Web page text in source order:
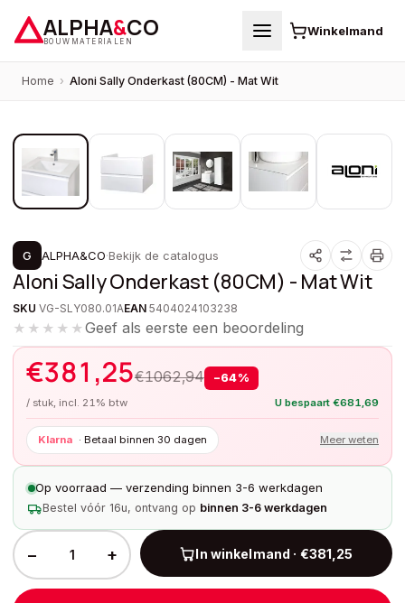
ALPHA&CO
BOUWMATERIALEN
Winkelmand
Home › Aloni Sally Onderkast (80CM) - Mat Wit
PROMOTIE
G ALPHA&CO·Bekijk de catalogus
Aloni Sally Onderkast (80CM) - Mat Wit
SKU VG-SLY080.01AEAN 5404024103238
★★★★★Geef als eerste een beoordeling
€381,25€1062,94 −64%
/ stuk, incl. 21% btw U bespaart €681,69
Klarna · Betaal binnen 30 dagen Meer weten
Op voorraad — verzending binnen 3-6 werkdagen
Bestel vóór 16u, ontvang op binnen 3-6 werkdagen
− + In winkelmand · €381,25